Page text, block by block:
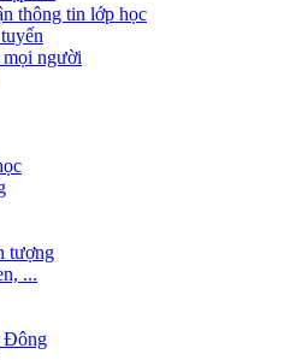
thông tin lớp học
người
tượng
...
Đông